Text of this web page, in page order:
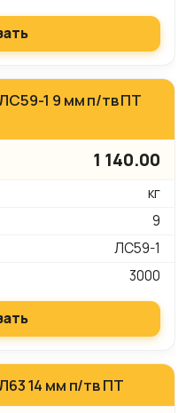
1 9 мм п/тв ПТ
1 140.00
кг
9
ЛС59-1
3000
14 мм п/тв ПТ